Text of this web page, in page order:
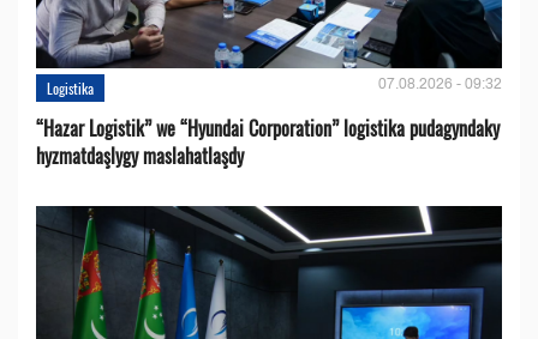
Logistika 07.08.2026 - 09:32
“Hazar Logistik” we “Hyundai Corporation” logistika pudagyndaky
hyzmatdaşlygy maslahatlaşdy